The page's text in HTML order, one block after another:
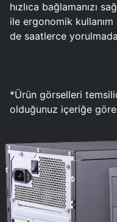
hızlıca bağlamanızı
ile ergonomik
de saatlerce
*Ürün görselleri
olduğunuz içeriğe